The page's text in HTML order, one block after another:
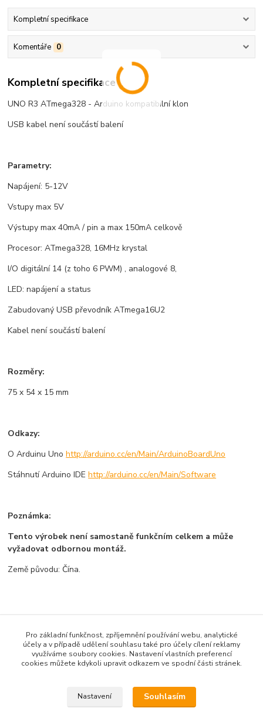
Kompletní specifikace
Komentáře 0
Kompletní specifikace
UNO R3 ATmega328 - Arduino kompatibilní klon
USB kabel není součástí balení
Parametry:
Napájení: 5-12V
Vstupy max 5V
Výstupy max 40mA / pin a max 150mA celkově
Procesor: ATmega328, 16MHz krystal
I/O digitální 14 (z toho 6 PWM) , analogové 8,
LED: napájení a status
Zabudovaný USB převodník ATmega16U2
Kabel není součástí balení
Rozměry:
75 x 54 x 15 mm
Odkazy:
O Arduinu Unohttp://arduino.cc/en/Main/ArduinoBoardUno
Stáhnutí Arduino IDEhttp://arduino.cc/en/Main/Software
Poznámka:
Tento výrobek není samostaně funkčním celkem a může
vyžadovat odbornou montáž.
Země původu: Čína.
Všechno zboží
Vývojové desky
Pro základní funkčnost, zpříjemnění používání webu, analytické
účely a v případě udělení souhlasu také pro účely cílení reklamy
využíváme soubory cookies. Nastavení vlastních preferencí
cookies můžete kdykoli upravit odkazem ve spodní části stránek.
Nastavení Souhlasím